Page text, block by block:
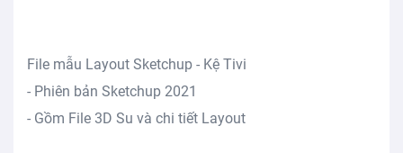
File mẫu Layout Sketchup - Kệ Tivi
- Phiên bản Sketchup 2021
- Gồm File 3D Su và chi tiết Layout